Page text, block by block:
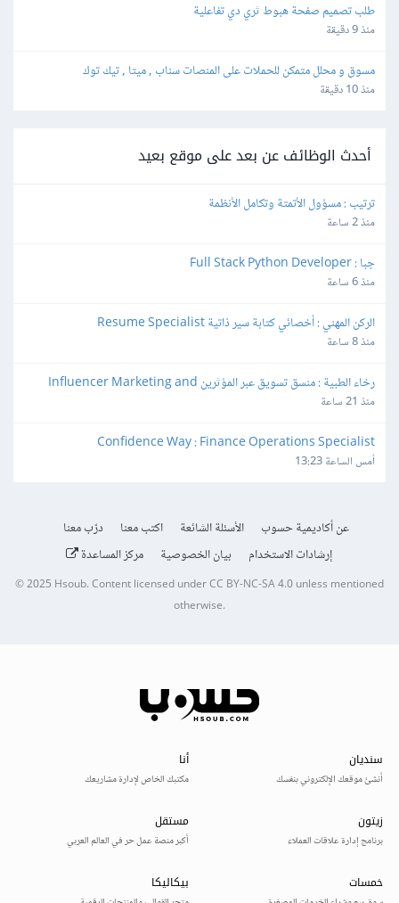
طلب تصميم صفحة هبوط ثري دي تفاعلية
منذ 9 دقيقة
مسوق و محلل متمكن للحملات على المنصات سناب , ميتا , تيك توك
منذ 10 دقيقة
أحدث الوظائف عن بعد على موقع بعيد
ترتيب : مسؤول الأتمتة وتكامل الأنظمة
منذ 2 ساعة
جبا : Full Stack Python Developer
منذ 6 ساعة
الركن المهني : أخصائي كتابة سير ذاتية Resume Specialist
منذ 8 ساعة
Production Coordinator
منذ 21 ساعة
Confidence Way : Finance Operations Specialist
أمس الساعة 13:23
عن أكاديمية حسوب الأسئلة الشائعة اكتب معنا
درّب معنا
إرشادات الاستخدام
بيان الخصوصية مركز المساعدة
© 2025 Hsoub.Content licensed underCC BY-NC-SA 4.0unless mentioned
otherwise.